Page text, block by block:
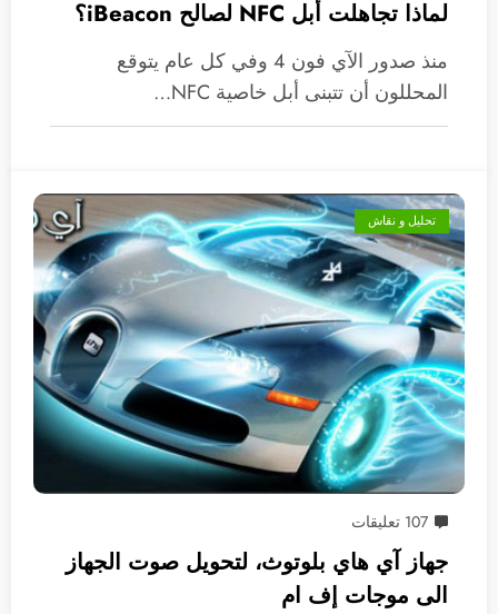
لماذا تجاهلت أبل NFC لصالح iBeacon؟
منذ صدور الآي فون 4 وفي كل عام يتوقع
المحللون أن تتبنى أبل خاصية NFC…
تحليل و نقاش
107 تعليقات
جهاز آي هاي بلوتوث، لتحويل صوت الجهاز
الى موجات إف ام